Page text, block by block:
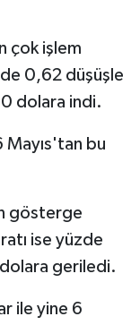
çok işlem
0,62 düşüşle
dolara indi.
bu
gösterge
ise yüzde
geriledi.
ile yine 6